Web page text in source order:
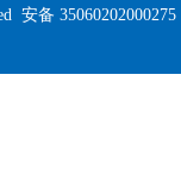
安备 35060202000275